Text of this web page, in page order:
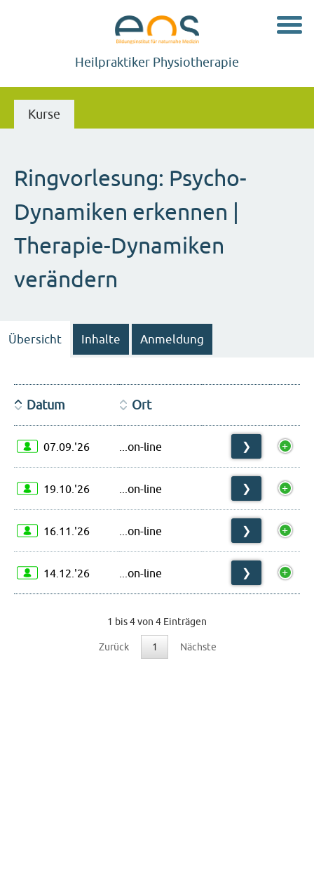
Heilpraktiker Physiotherapie
Kurse
Ringvorlesung: Psycho-
Dynamiken erkennen |
Therapie-Dynamiken
verändern
Übersicht Inhalte Anmeldung
Datum Ort
07.09.'26 ...on-line ❯
19.10.'26 ...on-line ❯
16.11.'26 ...on-line ❯
14.12.'26 ...on-line ❯
1 bis 4 von 4 Einträgen
Zurück 1 Nächste